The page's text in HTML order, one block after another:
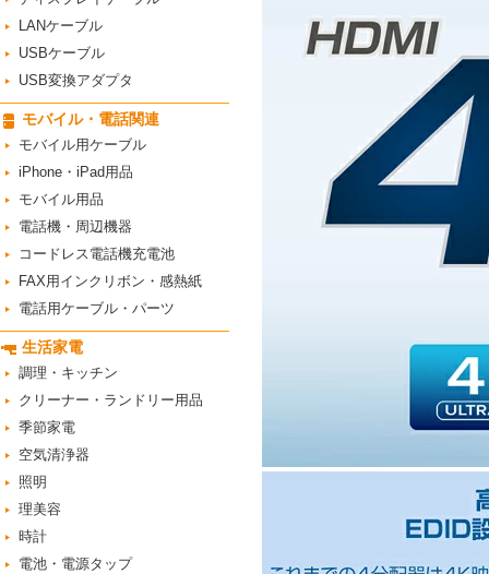
LANケーブル
USBケーブル
USB変換アダプタ
モバイル・電話関連
モバイル用ケーブル
iPhone・iPad用品
モバイル用品
電話機・周辺機器
コードレス電話機充電池
FAX用インクリボン・感熱紙
電話用ケーブル・パーツ
生活家電
調理・キッチン
クリーナー・ランドリー用品
季節家電
空気清浄器
照明
理美容
時計
電池・電源タップ